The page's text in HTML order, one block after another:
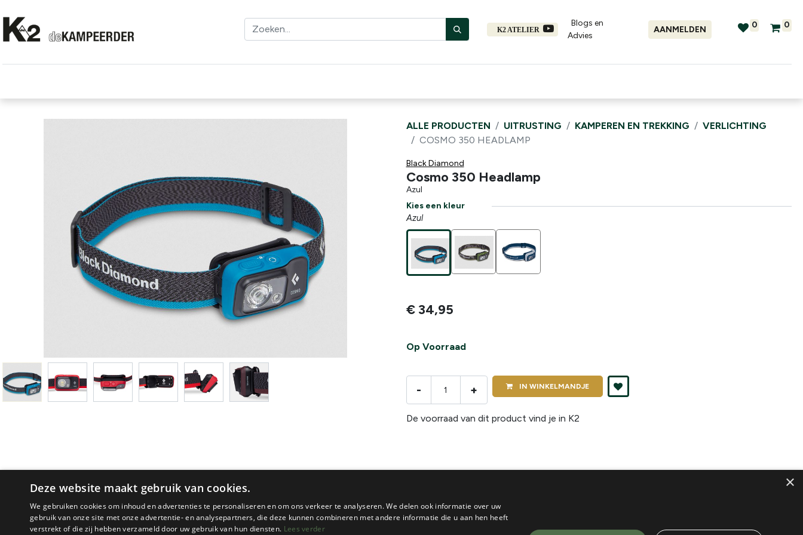
K2 ATELIER
Blogs en
Advies​
AANMELDEN 0 0
ALLE PRODUCTEN UITRUSTING KAMPEREN EN TREKKING
VERLICHTING
COSMO 350 HEADLAMP
Black Diamond
Cosmo 350 Headlamp
Azul
Kies een kleur
Azul
€ 34,95
Op Voorraad
- + IN WINKELMANDJE
De voorraad van dit product vind je in K2
×
Deze website maakt gebruik van cookies.
We gebruiken cookies om inhoud en advertenties te personaliseren en om ons verkeer te analyseren. We delen ook informatie over uw
gebruik van onze site met onze advertentie- en analysepartners, die deze kunnen combineren met andere informatie die u aan hen heeft
verstrekt of die zij hebben verzameld door uw gebruik van hun diensten. Lees verder